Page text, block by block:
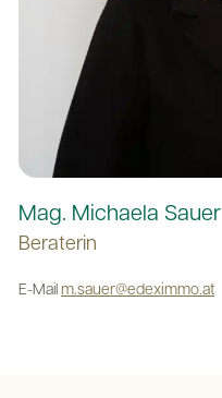
Mag. Michaela Sauer
Beraterin
E-Mail m.sauer@edeximmo.at